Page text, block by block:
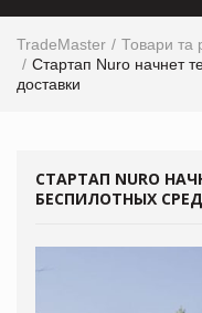
TradeMaster Товари та
Стартап Nuro начнет
доставки
СТАРТАП NURO
БЕСПИЛОТНЫХ